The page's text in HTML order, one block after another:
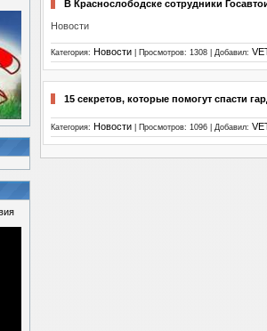
В Краснослободске сотрудники
Новости
Категория: Новости | Просмотров: 1308 | Добавил:
15 секретов, которые помогут спасти
Категория: Новости | Просмотров: 1096 | Добавил: